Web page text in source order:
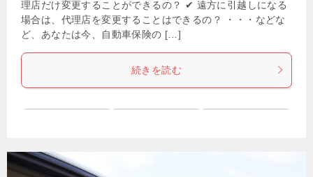
理店だけ変更することができるの？ ✔ 遠方に引越しになる
場合は、代理店を変更することはできるの？ ・・・などな
ど、あなたは今、自動車保険の […]
続きを読む